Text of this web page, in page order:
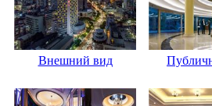
Внешний вид